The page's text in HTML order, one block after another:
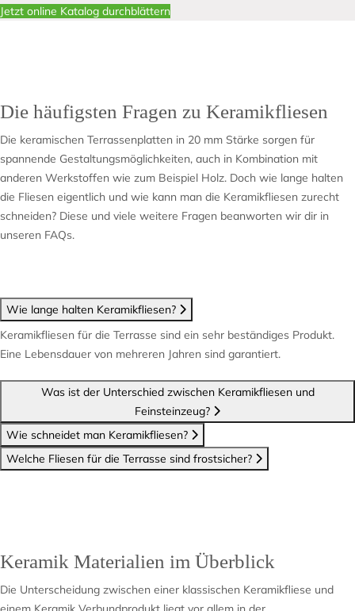
Jetzt online Katalog durchblättern
Die häufigsten Fragen zu Keramikfliesen
Die keramischen Terrassenplatten in 20 mm Stärke sorgen für
spannende Gestaltungsmöglichkeiten, auch in Kombination mit
anderen Werkstoffen wie zum Beispiel Holz. Doch wie lange halten
die Fliesen eigentlich und wie kann man die Keramikfliesen zurecht
schneiden? Diese und viele weitere Fragen beanworten wir dir in
unseren FAQs.
Wie lange halten Keramikfliesen?
Keramikfliesen für die Terrasse sind ein sehr beständiges Produkt.
Eine Lebensdauer von mehreren Jahren sind garantiert.
Was ist der Unterschied zwischen Keramikfliesen und
Feinsteinzeug?
Wie schneidet man Keramikfliesen?
Welche Fliesen für die Terrasse sind frostsicher?
Keramik Materialien im Überblick
Die Unterscheidung zwischen einer klassischen Keramikfliese und